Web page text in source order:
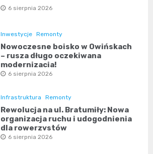
6 sierpnia 2026
Inwestycje Remonty
Nowoczesne boisko w Owińskach
– rusza długo oczekiwana
modernizacja!
6 sierpnia 2026
Infrastruktura Remonty
Rewolucja na ul. Bratumiły: Nowa
organizacja ruchu i udogodnienia
dla rowerzystów
6 sierpnia 2026